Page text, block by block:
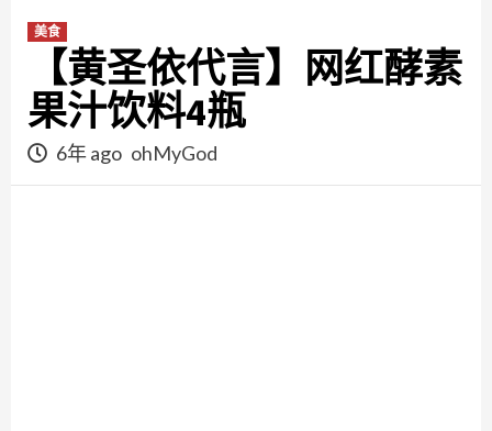
美食
【黄圣依代言】网红酵素
果汁饮料4瓶
6年 ago ohMyGod